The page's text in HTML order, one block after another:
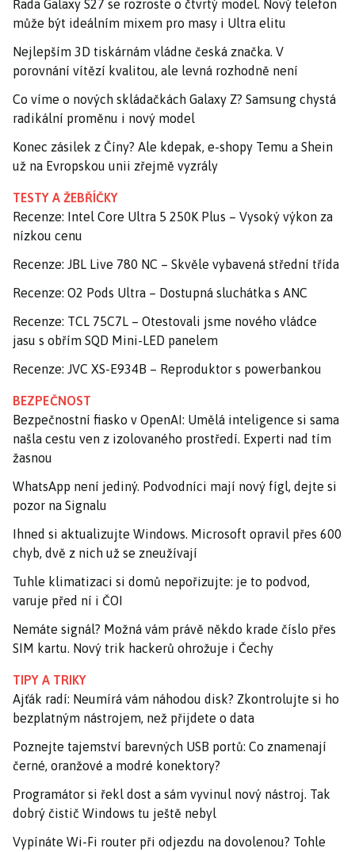
Řada Galaxy S27 se rozroste o čtvrtý model. Nový telefon
může být ideálním mixem pro masy i Ultra elitu
Nejlepším 3D tiskárnám vládne česká značka. V
porovnání vítězí kvalitou, ale levná rozhodně není
Co víme o nových skládačkách Galaxy Z? Samsung chystá
radikální proměnu i nový model
Konec zásilek z Číny? Ale kdepak, e-shopy Temu a Shein
už na Evropskou unii zřejmě vyzrály
TESTY A ŽEBŘÍČKY
Recenze: Intel Core Ultra 5 250K Plus – Vysoký výkon za
nízkou cenu
Recenze: JBL Live 780 NC – Skvěle vybavená střední třída
Recenze: O2 Pods Ultra – Dostupná sluchátka s ANC
Recenze: TCL 75C7L – Otestovali jsme nového vládce
jasu s obřím SQD Mini-LED panelem
Recenze: JVC XS-E934B – Reproduktor s powerbankou
BEZPEČNOST
Bezpečnostní fiasko v OpenAI: Umělá inteligence si sama
našla cestu ven z izolovaného prostředí. Experti nad tím
žasnou
WhatsApp není jediný. Podvodníci mají nový fígl, dejte si
pozor na Signalu
Ihned si aktualizujte Windows. Microsoft opravil přes 600
chyb, dvě z nich už se zneužívají
Tuhle klimatizaci si domů nepořizujte: je to podvod,
varuje před ní i ČOI
Nemáte signál? Možná vám právě někdo krade číslo přes
SIM kartu. Nový trik hackerů ohrožuje i Čechy
TIPY A TRIKY
Ajťák radí: Neumírá vám náhodou disk? Zkontrolujte si ho
bezplatným nástrojem, než přijdete o data
Poznejte tajemství barevných USB portů: Co znamenají
černé, oranžové a modré konektory?
Programátor si řekl dost a sám vyvinul nový nástroj. Tak
dobrý čistič Windows tu ještě nebyl
Vypínáte Wi-Fi router při odjezdu na dovolenou? Tohle